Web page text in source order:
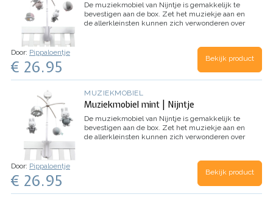
De muziekmobiel van Nijntje is gemakkelijk te
bevestigen aan de box. Zet het muziekje aan en
de allerkleinsten kunnen zich verwonderen over
direct cadeau kunt geven. Indien gewenst
kunnen we het babycadeau ook rechtstreeks
naar het kindje sturen. We sturen dan een
kaartje mee met jouw persoonlijke
gelegenheid bent om op visite te gaan.
Door: Pippaloentje
€ 26.95 Bekijk product
MUZIEKMOBIEL
Muziekmobiel mint | Nijntje
De muziekmobiel van Nijntje is gemakkelijk te
bevestigen aan de box. Zet het muziekje aan en
de allerkleinsten kunnen zich verwonderen over
direct cadeau kunt geven. Indien gewenst
kunnen we het babycadeau ook rechtstreeks
naar het kindje sturen. We sturen dan een
kaartje mee met jouw persoonlijke
Door: Pippaloentje
€ 26.95 Bekijk product